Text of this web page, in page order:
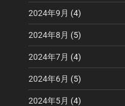
2024年9月 (4)
2024年8月 (5)
2024年7月 (4)
2024年6月 (5)
2024年5月 (4)